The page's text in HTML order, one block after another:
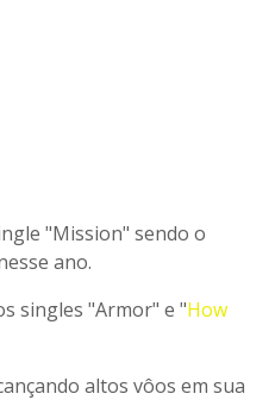
"Mission" sendo o
ano.
singles "Armor" e "How
altos vôos em sua